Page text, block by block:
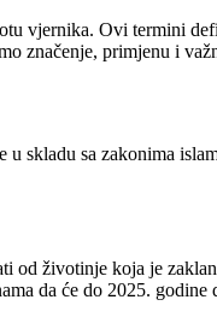
vjernika. Ovi termini
značenje, primjenu i
skladu sa zakonima
od životinje koja je
da će do 2025.